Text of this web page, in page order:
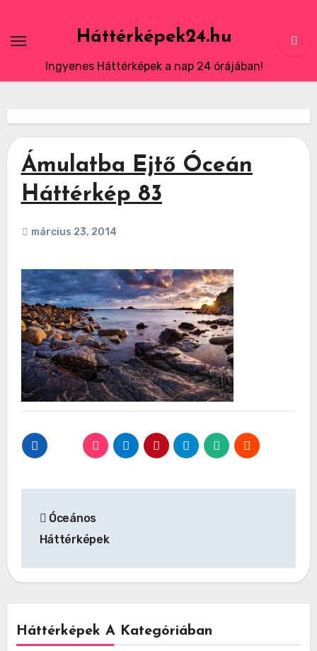
content
Háttérképek24.hu
Ingyenes Háttérképek a nap 24 órájában!
Ámulatba Ejtő Óceán
Háttérkép 83
március 23, 2014
navigáció
Óceános
Háttérképek
Háttérképek A Kategóriában